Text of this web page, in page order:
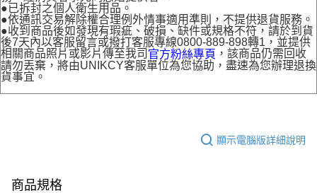
●已拆封之個人衛生用品。
●依通訊交易解除權合理例外情事適用準則，不提供退貨服務。
●收到商品後如發現有瑕疵、破損、缺件或規格不符，請於到貨
後7天內以客服留言或撥打客服專線0800-889-898轉1，並提供
相關商品照片或影片傳至我司 官方粉絲專頁 ，該商品仍需回收
請勿丟棄，將由UNIKCY客服單位為您協助，盡速為您辦理退換
貨事宜。
顯示電腦版詳細說明
商品規格